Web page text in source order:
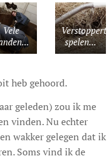
Vele
spelen...
heb gehoord.
geleden) zou ik me
vinden. Nu echter
wakker gelegen dat ik
Soms vind ik de